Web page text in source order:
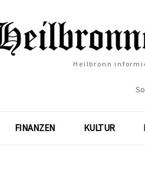
Heilbronn
FINANZEN KULTUR